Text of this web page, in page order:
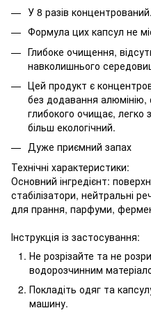
У 8 разів концентрований.
Формула цих капсул не
Глибоке очищення,
навколишнього
Цей продукт є
без додавання
глибокого очищає, легко
більш екологічний.
Дуже приємний запах
Технічні характеристики:
Основний інгредієнт:
стабілізатори, нейтральні
для прання, парфуми,
Інструкція із застосування:
Не розрізайте та не
водорозчинним
Покладіть одяг та
машину.